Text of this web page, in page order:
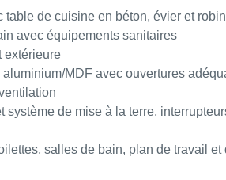
table de cuisine en béton, évier et
avec équipements sanitaires
extérieure
MDF avec ouvertures
système de mise à la terre,
salles de bain, plan de travail et